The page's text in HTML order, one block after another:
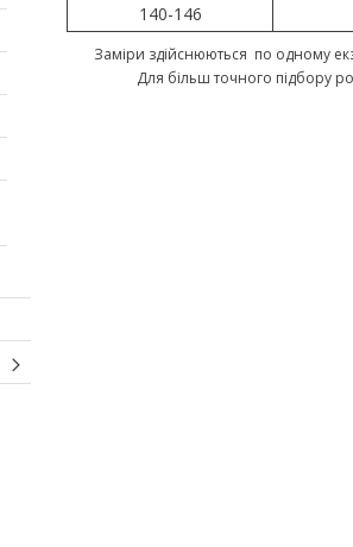
140-146
Заміри здійснюються по одному
Для більш точного підбору